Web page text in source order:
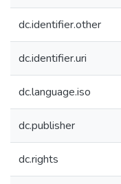
dc.identifier.other
dc.identifier.uri
dc.language.iso
dc.publisher
dc.rights